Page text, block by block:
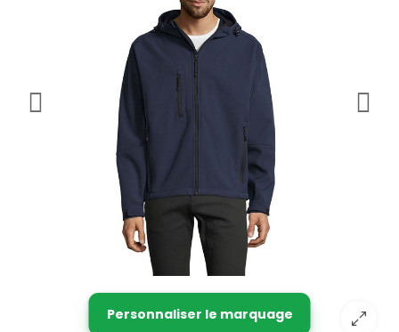
Personnaliser le marquage